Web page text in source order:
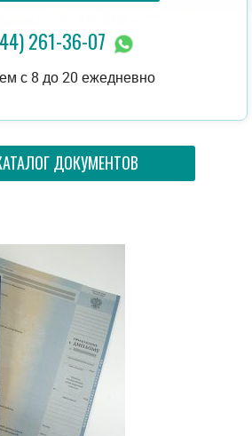
261-36-07
с 8 до 20 ежедневно
ДОКУМЕНТОВ